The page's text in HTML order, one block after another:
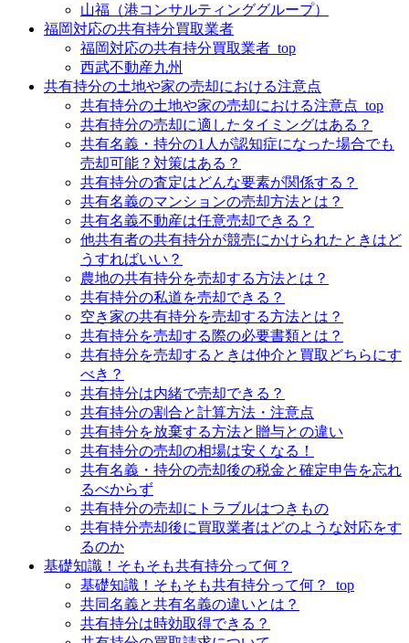
山福（港コンサルティンググループ）
福岡対応の共有持分買取業者
福岡対応の共有持分買取業者_top
西武不動産九州
共有持分の土地や家の売却における注意点
共有持分の土地や家の売却における注意点_top
共有持分の売却に適したタイミングはある？
共有名義・持分の1人が認知症になった場合でも
売却可能？対策はある？
共有持分の査定はどんな要素が関係する？
共有名義のマンションの売却方法とは？
共有名義不動産は任意売却できる？
他共有者の共有持分が競売にかけられたときはど
うすればいい？
農地の共有持分を売却する方法とは？
共有持分の私道を売却できる？
空き家の共有持分を売却する方法とは？
共有持分を売却する際の必要書類とは？
共有持分を売却するときは仲介と買取どちらにす
べき？
共有持分は内緒で売却できる？
共有持分の割合と計算方法・注意点
共有持分を放棄する方法と贈与との違い
共有持分の売却の相場は安くなる！
共有名義・持分の売却後の税金と確定申告を忘れ
るべからず
共有持分の売却にトラブルはつきもの
共有持分売却後に買取業者はどのような対応をす
るのか
基礎知識！そもそも共有持分って何？
基礎知識！そもそも共有持分って何？_top
共同名義と共有名義の違いとは？
共有持分は時効取得できる？